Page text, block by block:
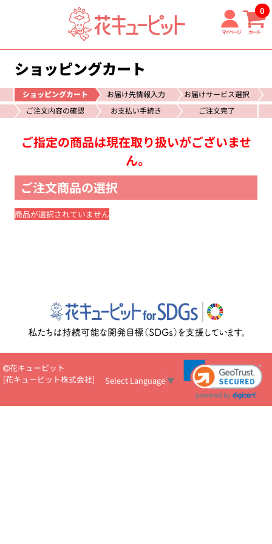
マイページ カート
0
ショッピングカート
ショッピングカート お届け先情報入力
お届けサービス選択
ご注文内容の確認
お支払い手続き ご注文完了
ご指定の商品は現在取り扱いがございませ
ん。
ご注文商品の選択
商品が選択されていません
花キューピット
[花キューピット株式会社] Select Language▼